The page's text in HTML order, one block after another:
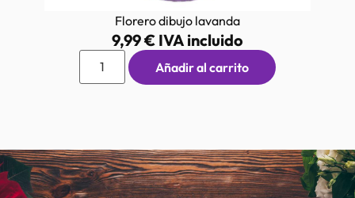
Florero dibujo lavanda
9,99€ IVA incluido
Añadir al carrito